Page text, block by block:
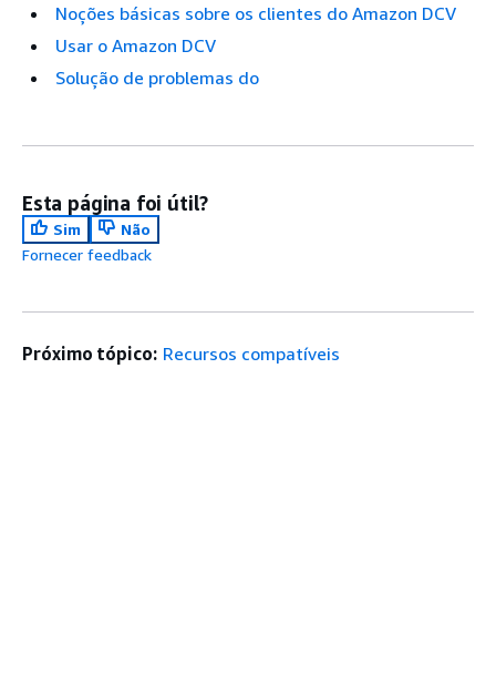
Noções básicas sobre os clientes do Amazon DCV
Usar o Amazon DCV
Solução de problemas do
Esta página foi útil?
Sim
Não
Fornecer feedback
Próximo tópico: Recursos compatíveis